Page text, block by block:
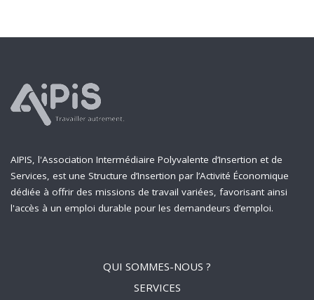
AIPIS, l'Association Intermédiaire Polyvalente d’Insertion et de
Services, est une Structure d’Insertion par l’Activité Économique
dédiée à offrir des missions de travail variées, favorisant ainsi
l'accès à un emploi durable pour les demandeurs d’emploi.
QUI SOMMES-NOUS ?
SERVICES